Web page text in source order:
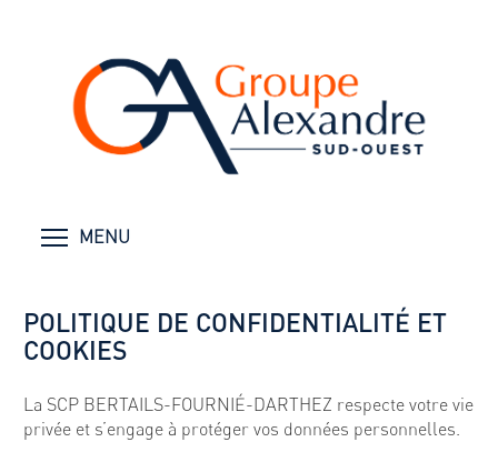
MENU
POLITIQUE DE CONFIDENTIALITÉ ET
COOKIES
La SCP BERTAILS-FOURNIÉ-DARTHEZ respecte votre vie
privée et s’engage à protéger vos données personnelles.